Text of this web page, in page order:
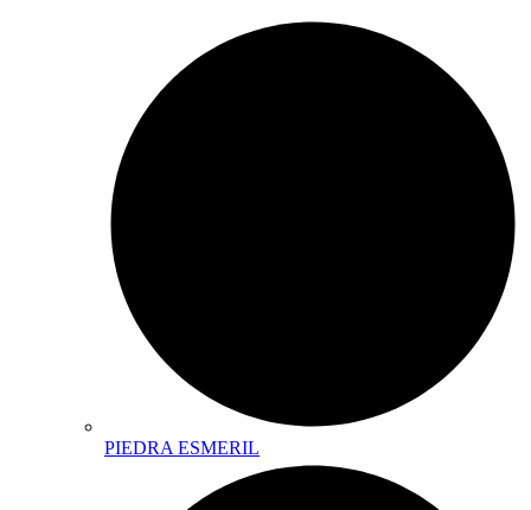
PIEDRA ESMERIL